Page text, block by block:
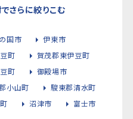
さらに絞りこむ
国市
伊東市
町
賀茂郡東伊豆町
町
御殿場市
小山町
駿東郡清水町
沼津市
富士市